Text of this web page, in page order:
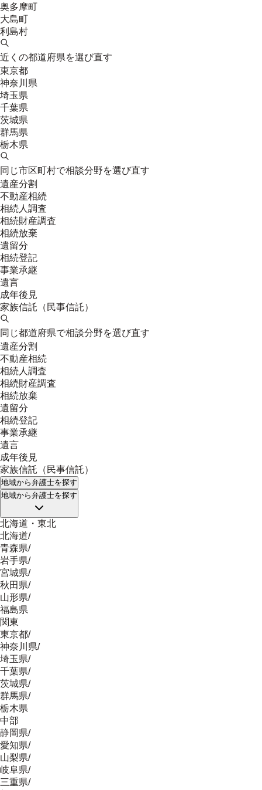
奥多摩町
大島町
利島村
近くの都道府県を選び直す
東京都
神奈川県
埼玉県
千葉県
茨城県
群馬県
栃木県
同じ市区町村で相談分野を選び直す
遺産分割
不動産相続
相続人調査
相続財産調査
相続放棄
遺留分
相続登記
事業承継
遺言
成年後見
家族信託（民事信託）
同じ都道府県で相談分野を選び直す
遺産分割
不動産相続
相続人調査
相続財産調査
相続放棄
遺留分
相続登記
事業承継
遺言
成年後見
家族信託（民事信託）
地域から弁護士を探す
地域から弁護士を探す
北海道・東北
北海道/
青森県/
岩手県/
宮城県/
秋田県/
山形県/
福島県
関東
東京都/
神奈川県/
埼玉県/
千葉県/
茨城県/
群馬県/
栃木県
中部
静岡県/
愛知県/
山梨県/
岐阜県/
三重県/